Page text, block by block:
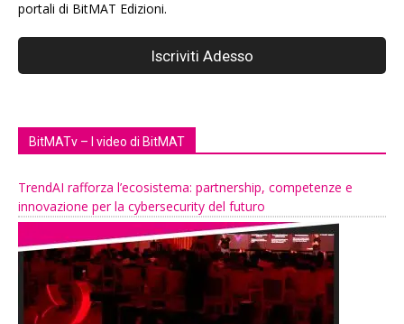
portali di BitMAT Edizioni.
BitMATv – I video di BitMAT
TrendAI rafforza l’ecosistema: partnership, competenze e
innovazione per la cybersecurity del futuro